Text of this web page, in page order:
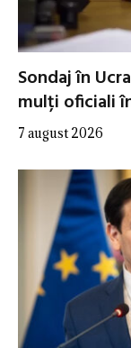
Sondaj în
mulți oficiali
7 august 2026